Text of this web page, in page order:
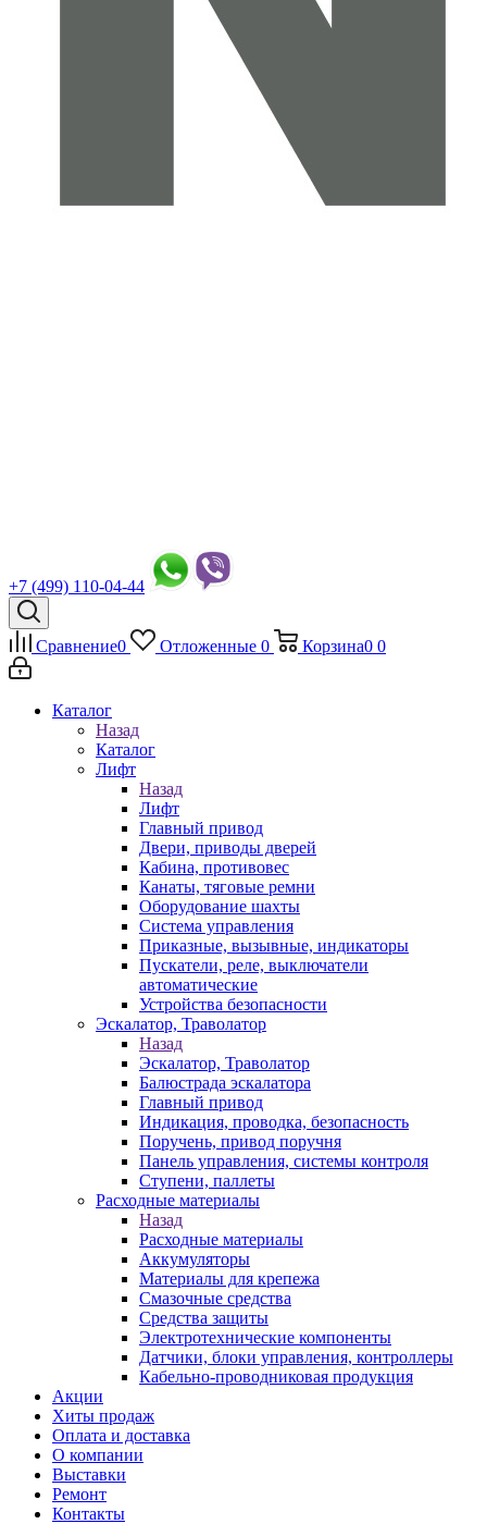
+7 (499) 110-04-44
Сравнение0 Отложенные 0 Корзина0 0
Каталог
Назад
Каталог
Лифт
Назад
Лифт
Главный привод
Двери, приводы дверей
Кабина, противовес
Канаты, тяговые ремни
Оборудование шахты
Система управления
Приказные, вызывные, индикаторы
Пускатели, реле, выключатели
автоматические
Устройства безопасности
Эскалатор, Траволатор
Назад
Эскалатор, Траволатор
Балюстрада эскалатора
Главный привод
Индикация, проводка, безопасность
Поручень, привод поручня
Панель управления, системы контроля
Ступени, паллеты
Расходные материалы
Назад
Расходные материалы
Аккумуляторы
Материалы для крепежа
Смазочные средства
Средства защиты
Электротехнические компоненты
Датчики, блоки управления, контроллеры
Кабельно-проводниковая продукция
Акции
Хиты продаж
Оплата и доставка
О компании
Выставки
Ремонт
Контакты